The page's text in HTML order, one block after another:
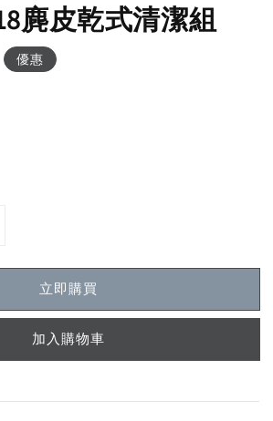
麂皮乾式清潔組
優惠
立即購買
加入購物車